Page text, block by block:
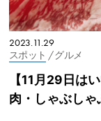
2023.11.29
スポット / グルメ
【11月29日は
肉・しゃぶしゃ